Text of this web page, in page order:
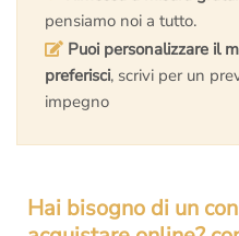
pensiamo noi a tutto.
Puoi personalizzare il
preferisci, scrivi per un
impegno
Hai bisogno di un